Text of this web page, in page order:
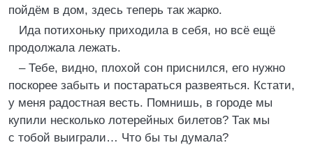
пойдём в дом, здесь теперь так жарко.
Ида потихоньку приходила в себя, но всё ещё
продолжала лежать.
– Тебе, видно, плохой сон приснился, его нужно
поскорее забыть и постараться развеяться. Кстати,
у меня радостная весть. Помнишь, в городе мы
купили несколько лотерейных билетов? Так мы
с тобой выиграли… Что бы ты думала?